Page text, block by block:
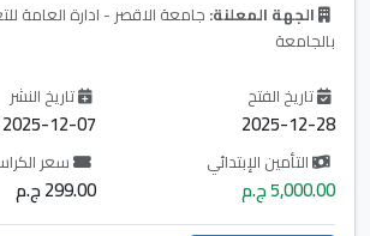
الجهة المعلنة: جامعة الاقصر - ادارة العامة
بالجامعة
تاريخ الفتح
2025-12-28
تاريخ النشر
2025-12-07
التأمين الإبتدائي
5,000.00 ج.م
سعر
299.00 ج.م